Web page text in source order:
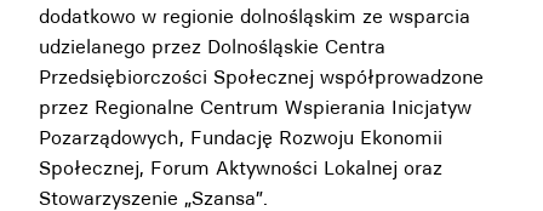
dodatkowo w regionie dolnośląskim ze wsparcia
udzielanego przez Dolnośląskie Centra
Przedsiębiorczości Społecznej współprowadzone
przez Regionalne Centrum Wspierania Inicjatyw
Pozarządowych, Fundację Rozwoju Ekonomii
Społecznej, Forum Aktywności Lokalnej oraz
Stowarzyszenie „Szansa”.